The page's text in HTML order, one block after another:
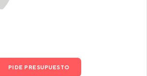
PIDE PRESUPUESTO